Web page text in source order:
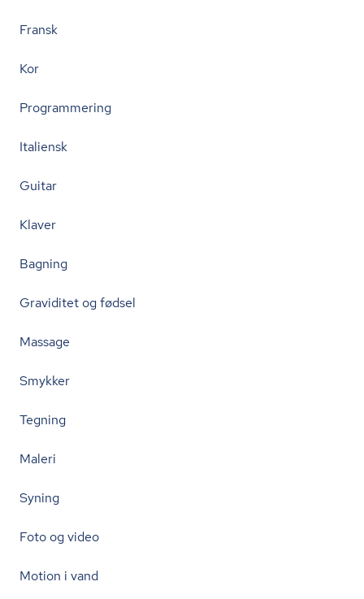
Fransk
Kor
Programmering
Italiensk
Guitar
Klaver
Bagning
Graviditet og fødsel
Massage
Smykker
Tegning
Maleri
Syning
Foto og video
Motion i vand